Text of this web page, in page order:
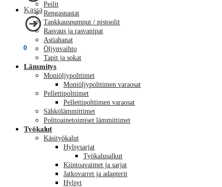
Kassa
0
Peilit
Rengasnastat
Tankkauspumput / pistoolit
Rasvaus ja rasvanipat
Astiahanat
Öljynvaihto
Tapit ja sokat
Lämmitys
Moniöljypolttimet
Moniöljypolttimen varaosat
Pellettipolttimet
Pellettipolttimen varaosat
Sähkölämmittimet
Polttoainetoimiset lämmittimet
Työkalut
Käsityökalut
Hylsysarjat
Työkalusalkut
Kiintoavaimet ja sarjat
Jatkovarret ja adapterit
Hylsyt